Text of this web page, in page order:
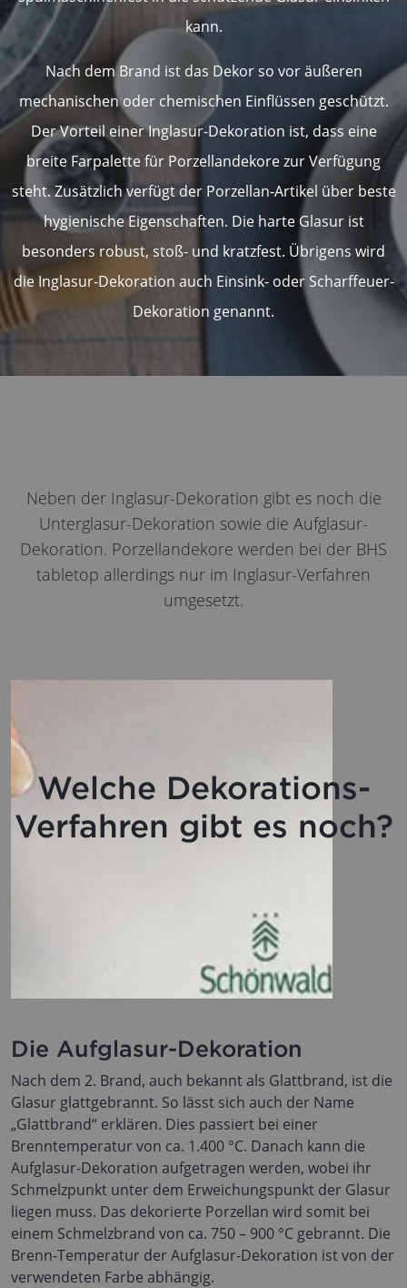
kann.
Nach dem Brand ist das Dekor so vor äußeren
mechanischen oder chemischen Einflüssen geschützt.
Der Vorteil einer Inglasur-Dekoration ist, dass eine
breite Farpalette für Porzellandekore zur Verfügung
steht. Zusätzlich verfügt der Porzellan-Artikel über beste
hygienische Eigenschaften. Die harte Glasur ist
besonders robust, stoß- und kratzfest. Übrigens wird
die Inglasur-Dekoration auch Einsink- oder Scharffeuer-
Dekoration genannt.
Neben der Inglasur-Dekoration gibt es noch die
Unterglasur-Dekoration sowie die Aufglasur-
Dekoration. Porzellandekore werden bei der BHS
tabletop allerdings nur im Inglasur-Verfahren
umgesetzt.
Welche Dekorations-
Verfahren gibt es noch?
Die Aufglasur-Dekoration
Nach dem 2. Brand, auch bekannt als Glattbrand, ist die
Glasur glattgebrannt. So lässt sich auch der Name
„Glattbrand“ erklären. Dies passiert bei einer
Brenntemperatur von ca. 1.400 °C. Danach kann die
Aufglasur-Dekoration aufgetragen werden, wobei ihr
Schmelzpunkt unter dem Erweichungspunkt der Glasur
liegen muss. Das dekorierte Porzellan wird somit bei
einem Schmelzbrand von ca. 750 – 900 °C gebrannt. Die
Brenn-Temperatur der Aufglasur-Dekoration ist von der
verwendeten Farbe abhängig.